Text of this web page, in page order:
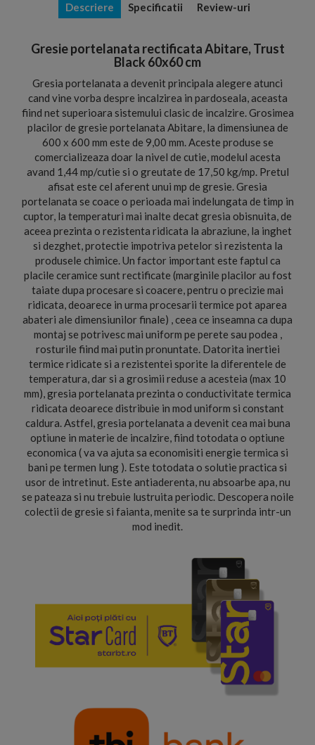
Descriere Specificatii Review-uri
Gresie portelanata rectificata Abitare, Trust
Black 60x60 cm
Gresia portelanata a devenit principala alegere atunci
cand vine vorba despre incalzirea in pardoseala, aceasta
fiind net superioara sistemului clasic de incalzire. Grosimea
placilor de gresie portelanata Abitare, la dimensiunea de
600 x 600 mm este de 9,00 mm. Aceste produse se
comercializeaza doar la nivel de cutie, modelul acesta
avand 1,44 mp/cutie si o greutate de 17,50 kg/mp. Pretul
afisat este cel aferent unui mp de gresie. Gresia
portelanata se coace o perioada mai indelungata de timp in
cuptor, la temperaturi mai inalte decat gresia obisnuita, de
aceea prezinta o rezistenta ridicata la abraziune, la inghet
si dezghet, protectie impotriva petelor si rezistenta la
produsele chimice. Un factor important este faptul ca
placile ceramice sunt rectificate (marginile placilor au fost
taiate dupa procesare si coacere, pentru o precizie mai
ridicata, deoarece in urma procesarii termice pot aparea
abateri ale dimensiunilor finale) , ceea ce inseamna ca dupa
montaj se potrivesc mai uniform pe perete sau podea ,
rosturile fiind mai putin pronuntate. Datorita inertiei
termice ridicate si a rezistentei sporite la diferentele de
temperatura, dar si a grosimii reduse a acesteia (max 10
mm), gresia portelanata prezinta o conductivitate termica
ridicata deoarece distribuie in mod uniform si constant
caldura. Astfel, gresia portelanata a devenit cea mai buna
optiune in materie de incalzire, fiind totodata o optiune
economica ( va va ajuta sa economisiti energie termica si
bani pe termen lung ). Este totodata o solutie practica si
usor de intretinut. Este antiaderenta, nu absoarbe apa, nu
se pateaza si nu trebuie lustruita periodic. Descopera noile
colectii de gresie si faianta, menite sa te surprinda intr-un
mod inedit.